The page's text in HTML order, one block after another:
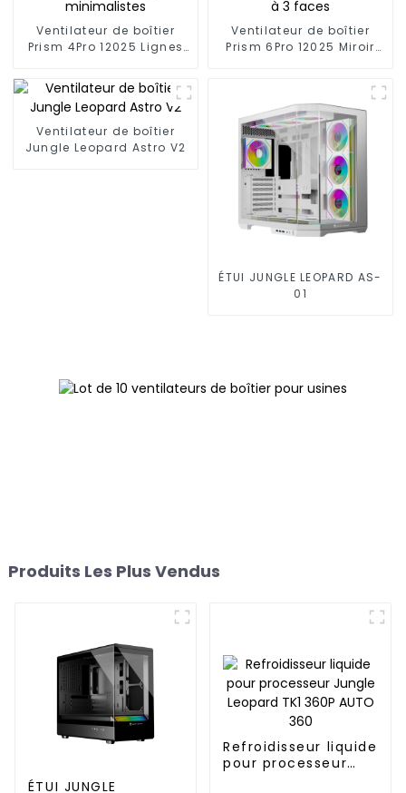
Ventilateur de boîtier
Prism 4Pro 12025 Lignes
Ventilateur de boîtier
Prism 6Pro 12025 Miroir
Ventilateur de boîtier
Jungle Leopard Astro V2
ÉTUI JUNGLE LEOPARD AS-
01
Produits Les Plus Vendus
ÉTUI JUNGLE
Refroidisseur liquide
pour processeur